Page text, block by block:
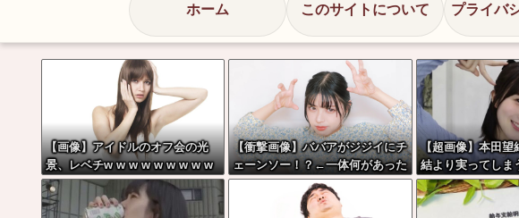
ホーム このサイトについて プライバ
【画像】アイドルのオフ会の光
景、レベチw w w w w w w w w
w w
【衝撃画像】ババアがジジイにチ
ェーンソー！？←一体何があった
んやコレw w w w w w w w w
【超画像】本田望
結より実ってしま